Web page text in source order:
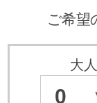
ご希望
大人
0